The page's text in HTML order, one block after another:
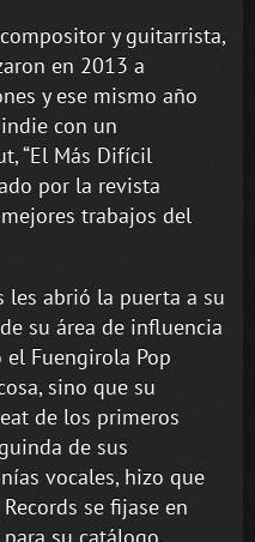
y guitarrista,
en 2013 a
y ese mismo año
con un
“El Más Difícil
por la revista
trabajos del
les abrió la puerta a su
su área de influencia
Fuengirola Pop
sino que su
de los primeros
de sus
vocales, hizo que
se fijase en